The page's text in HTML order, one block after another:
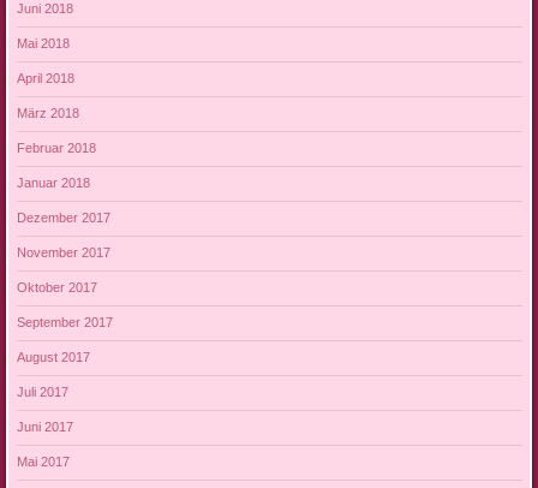
Juni 2018
Mai 2018
April 2018
März 2018
Februar 2018
Januar 2018
Dezember 2017
November 2017
Oktober 2017
September 2017
August 2017
Juli 2017
Juni 2017
Mai 2017